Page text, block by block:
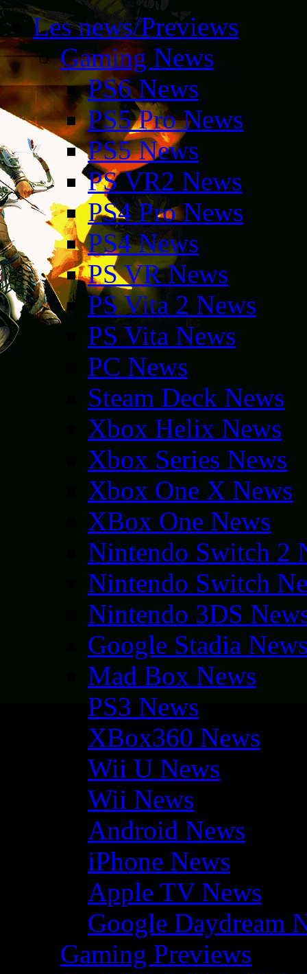
Les news/Previews
Gaming News
PS6 News
PS5 Pro News
PS5 News
PS VR2 News
PS4 Pro News
PS4 News
PS VR News
PS Vita 2 News
PS Vita News
PC News
Steam Deck News
Xbox Helix News
Xbox Series News
Xbox One X News
XBox One News
Nintendo Switch 2
Nintendo Switch
Nintendo 3DS
Google Stadia
Mad Box News
PS3 News
XBox360 News
Wii U News
Wii News
Android News
iPhone News
Apple TV News
Google Daydream
Gaming Previews